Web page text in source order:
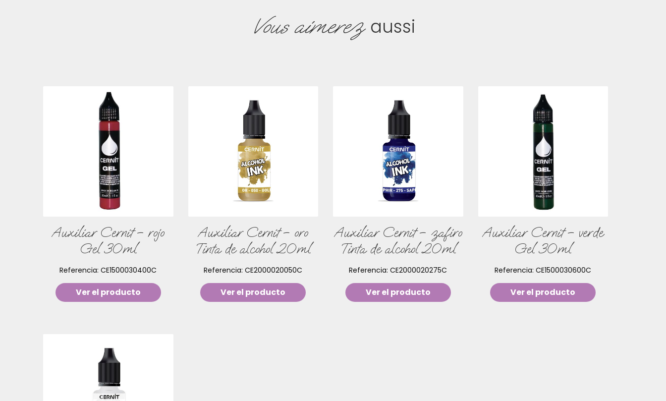
Vous aimerezaussi
Auxiliar Cernit – rojo
Gel 30ml
Referencia:CE1500030400C
Ver el producto
Auxiliar Cernit – oro
Tinta de alcohol 20ml
Referencia:CE2000020050C
Ver el producto
Auxiliar Cernit – zafiro
Tinta de alcohol 20ml
Referencia:CE2000020275C
Ver el producto
Auxiliar Cernit – verde
Gel 30ml
Referencia:CE1500030600C
Ver el producto